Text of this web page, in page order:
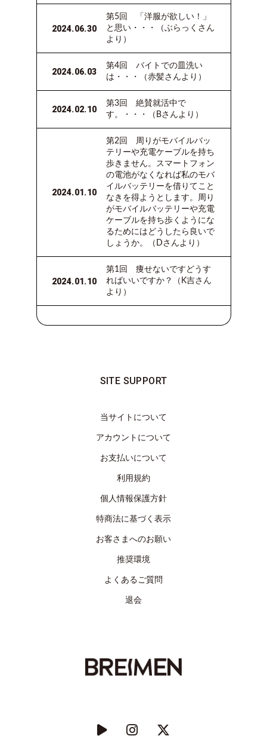
2024.06.30
第5回 「洋服が欲しい！」
と思い・・・（ぶらっくさん
より）
2024.06.03
第4回 バイトでの皿洗い
は・・・（赤髪さんより）
2024.02.10
第3回 絶賛就活中で
す。・・・（Bさんより）
2024.01.10
第2回 周りがモバイルバッ
テリーや充電ケーブルを持ち
歩きません。スマートフォン
の電池がなくなれば私のモバ
イルバッテリーを借りてこと
なきを得ようとします。周り
がモバイルバッテリーや充電
ケーブルを持ち歩くようにな
るためにはどうしたら良いで
しょうか。（Dさんより）
2024.01.10
第1回 痩せないですどうす
ればいいですか？（K吉さん
より）
SITE SUPPORT
当サイトについて
アカウントについて
お支払いについて
利用規約
個人情報保護方針
特商法に基づく表示
お客さまへのお願い
推奨環境
よくあるご質問
退会